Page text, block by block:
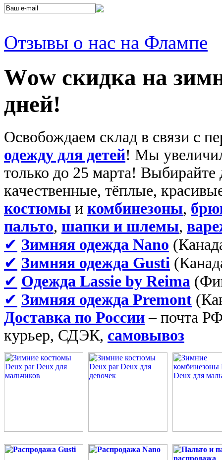
Отзывы о нас на Флампе
Wоw скидкa на
днeй!
Освобождаем склад в связи с
одежду для детей! Мы
только до 25 марта! Выбирaйте
кaчественные, тёплые,
костюмы и комбинезоны,
пальто, шапки и шлемы,
✔ Зимняя одежда Nano
✔ Зимняя одежда Gusti
✔ Одежда Lassie by Reima
✔ Зимняя одежда Premont
Доставка по России – почта
курьер, СДЭК, самовывоз